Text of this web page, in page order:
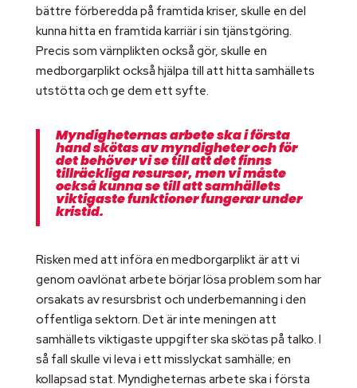
bättre förberedda på framtida kriser, skulle en del
kunna hitta en framtida karriär i sin tjänstgöring.
Precis som värnplikten också gör, skulle en
medborgarplikt också hjälpa till att hitta samhällets
utstötta och ge dem ett syfte.
Myndigheternas arbete ska i första
hand skötas av myndigheter och för
det behöver vi se till att det finns
tillräckliga resurser, men vi måste
också kunna se till att samhällets
viktigaste funktioner fungerar under
kristid.
Risken med att införa en medborgarplikt är att vi
genom oavlönat arbete börjar lösa problem som har
orsakats av resursbrist och underbemanning i den
offentliga sektorn. Det är inte meningen att
samhällets viktigaste uppgifter ska skötas på talko. I
så fall skulle vi leva i ett misslyckat samhälle; en
kollapsad stat. Myndigheternas arbete ska i första